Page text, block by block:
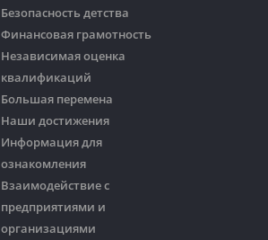
Безопасность детства
Финансовая грамотность
Независимая оценка
квалификаций
Большая перемена
Наши достижения
Информация для
ознакомления
Взаимодействие с
предприятиями и
организациями